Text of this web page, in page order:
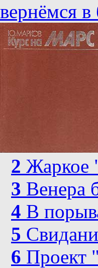
вернёмся в
2 Жаркое
3 Венера
4 В
5
6 Проект